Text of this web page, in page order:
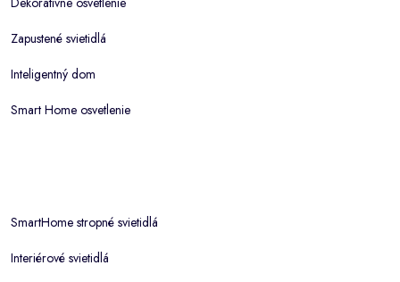
Zapustené svietidlá
Inteligentný dom
Smart Home osvetlenie
SmartHome stropné svietidlá
Interiérové svietidlá